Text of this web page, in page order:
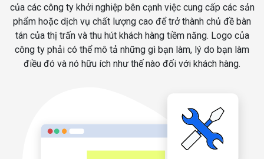
của các công ty khởi nghiệp bên cạnh việc cung cấp các sản
phẩm hoặc dịch vụ chất lượng cao để trở thành chủ đề bàn
tán của thị trấn và thu hút khách hàng tiềm năng. Logo của
công ty phải có thể mô tả những gì bạn làm, lý do bạn làm
điều đó và nó hữu ích như thế nào đối với khách hàng.